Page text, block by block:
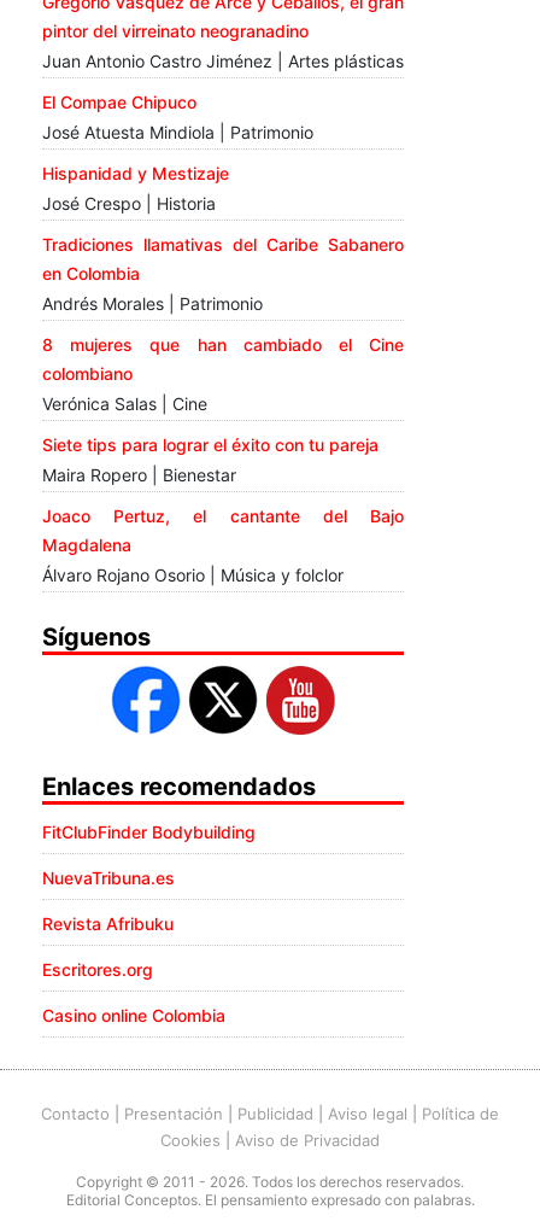
pintor del virreinato neogranadino
Juan Antonio Castro Jiménez | Artes plásticas
El Compae Chipuco
José Atuesta Mindiola | Patrimonio
Hispanidad y Mestizaje
José Crespo | Historia
Tradiciones llamativas del Caribe Sabanero
en Colombia
Andrés Morales | Patrimonio
8 mujeres que han cambiado el Cine
colombiano
Verónica Salas | Cine
Siete tips para lograr el éxito con tu pareja
Maira Ropero | Bienestar
Joaco Pertuz, el cantante del Bajo
Magdalena
Álvaro Rojano Osorio | Música y folclor
Síguenos
Enlaces recomendados
FitClubFinder Bodybuilding
NuevaTribuna.es
Revista Afribuku
Escritores.org
Casino online Colombia
Contacto Presentación Publicidad Aviso legal
Política de
Cookies
Aviso de Privacidad
Copyright © 2011 - 2026. Todos los derechos reservados.
Editorial Conceptos. El pensamiento expresado con palabras.